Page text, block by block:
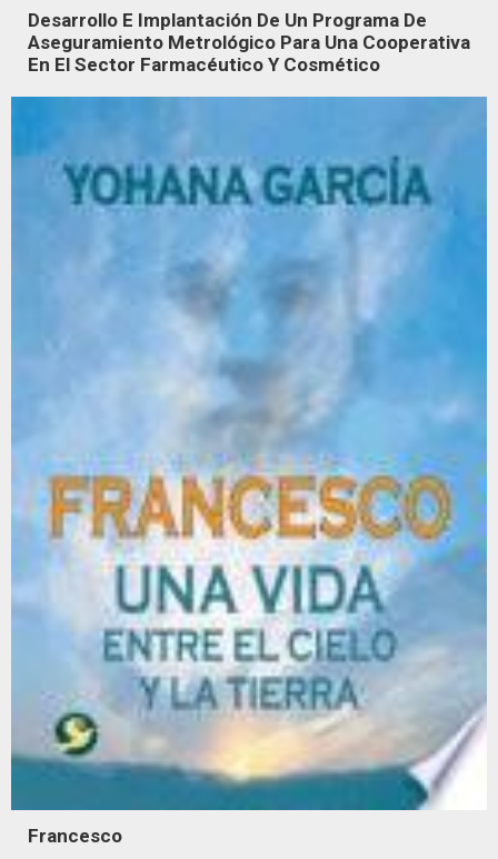
Desarrollo E Implantación De Un Programa De
Aseguramiento Metrológico Para Una Cooperativa
En El Sector Farmacéutico Y Cosmético
Francesco